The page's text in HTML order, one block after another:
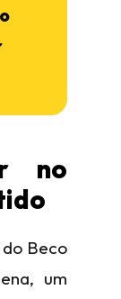
no
Beco
um